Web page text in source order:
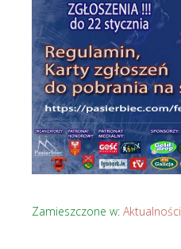
Zamieszczone w: Aktualności